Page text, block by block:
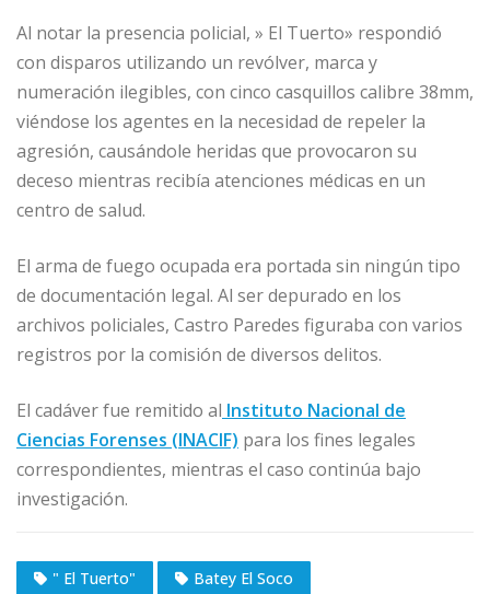
Al notar la presencia policial, » El Tuerto» respondió
con disparos utilizando un revólver, marca y
numeración ilegibles, con cinco casquillos calibre 38mm,
viéndose los agentes en la necesidad de repeler la
agresión, causándole heridas que provocaron su
deceso mientras recibía atenciones médicas en un
centro de salud.
El arma de fuego ocupada era portada sin ningún tipo
de documentación legal. Al ser depurado en los
archivos policiales, Castro Paredes figuraba con varios
registros por la comisión de diversos delitos.
El cadáver fue remitido al Instituto Nacional de
Ciencias Forenses (INACIF) para los fines legales
correspondientes, mientras el caso continúa bajo
investigación.
" El Tuerto"
Batey El Soco